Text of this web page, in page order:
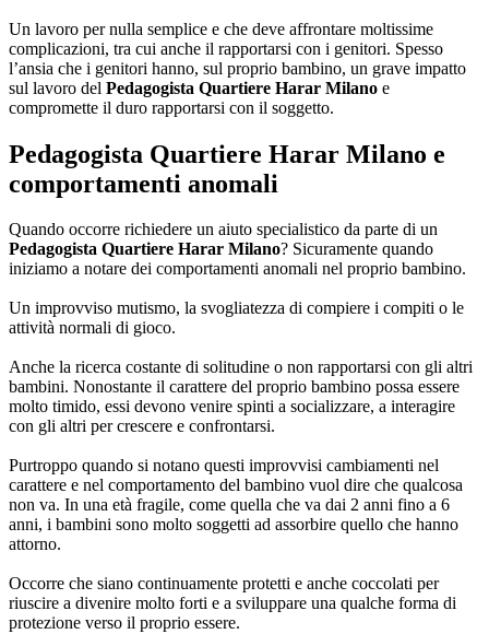
Un lavoro per nulla semplice e che deve affrontare moltissime
complicazioni, tra cui anche il rapportarsi con i genitori. Spesso
l’ansia che i genitori hanno, sul proprio bambino, un grave impatto
sul lavoro del Pedagogista Quartiere Harar Milano e
compromette il duro rapportarsi con il soggetto.
Pedagogista Quartiere Harar Milano e
comportamenti anomali
Quando occorre richiedere un aiuto specialistico da parte di un
Pedagogista Quartiere Harar Milano? Sicuramente quando
iniziamo a notare dei comportamenti anomali nel proprio bambino.
Un improvviso mutismo, la svogliatezza di compiere i compiti o le
attività normali di gioco.
Anche la ricerca costante di solitudine o non rapportarsi con gli altri
bambini. Nonostante il carattere del proprio bambino possa essere
molto timido, essi devono venire spinti a socializzare, a interagire
con gli altri per crescere e confrontarsi.
Purtroppo quando si notano questi improvvisi cambiamenti nel
carattere e nel comportamento del bambino vuol dire che qualcosa
non va. In una età fragile, come quella che va dai 2 anni fino a 6
anni, i bambini sono molto soggetti ad assorbire quello che hanno
attorno.
Occorre che siano continuamente protetti e anche coccolati per
riuscire a divenire molto forti e a sviluppare una qualche forma di
protezione verso il proprio essere.